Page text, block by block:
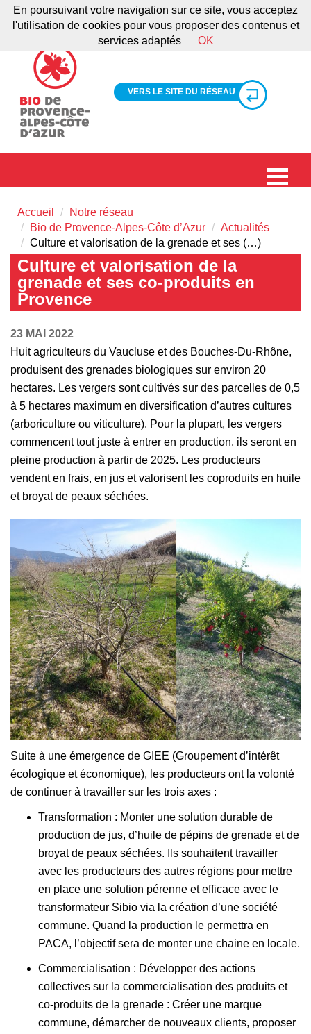
VERS LE SITE DU RÉSEAU
Accueil
Notre réseau
Bio de Provence-Alpes-Côte d’Azur
Actualités
Culture et valorisation de la grenade et ses (…)
Culture et valorisation de la
grenade et ses co-produits en
Provence
23 MAI 2022
Huit agriculteurs du Vaucluse et des Bouches-Du-Rhône,
produisent des grenades biologiques sur environ 20
hectares. Les vergers sont cultivés sur des parcelles de 0,5
à 5 hectares maximum en diversification d’autres cultures
(arboriculture ou viticulture). Pour la plupart, les vergers
commencent tout juste à entrer en production, ils seront en
pleine production à partir de 2025. Les producteurs
vendent en frais, en jus et valorisent les coproduits en huile
et broyat de peaux séchées.
Suite à une émergence de GIEE (Groupement d’intérêt
écologique et économique), les producteurs ont la volonté
de continuer à travailler sur les trois axes :
Transformation : Monter une solution durable de
production de jus, d’huile de pépins de grenade et de
broyat de peaux séchées. Ils souhaitent travailler
avec les producteurs des autres régions pour mettre
en place une solution pérenne et efficace avec le
transformateur Sibio via la création d’une société
commune. Quand la production le permettra en
PACA, l’objectif sera de monter une chaine en locale.
Commercialisation : Développer des actions
collectives sur la commercialisation des produits et
co-produits de la grenade : Créer une marque
commune, démarcher de nouveaux clients, proposer
En poursuivant votre navigation sur ce site, vous acceptez
l'utilisation de cookies pour vous proposer des contenus et
services adaptés
OK